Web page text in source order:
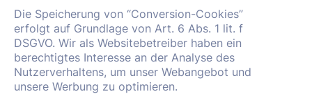
Die Speicherung von “Conversion-Cookies”
erfolgt auf Grundlage von Art. 6 Abs. 1 lit. f
DSGVO. Wir als Websitebetreiber haben ein
berechtigtes Interesse an der Analyse des
Nutzerverhaltens, um unser Webangebot und
unsere Werbung zu optimieren.